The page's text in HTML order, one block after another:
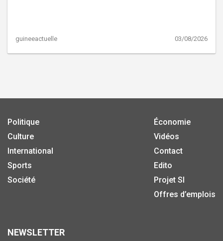
guineeactuelle 03/08/2026
Politique
Culture
International
Sports
Société
Économie
Vidéos
Contact
Edito
Projet SI
Offres d’emplois
NEWSLETTER